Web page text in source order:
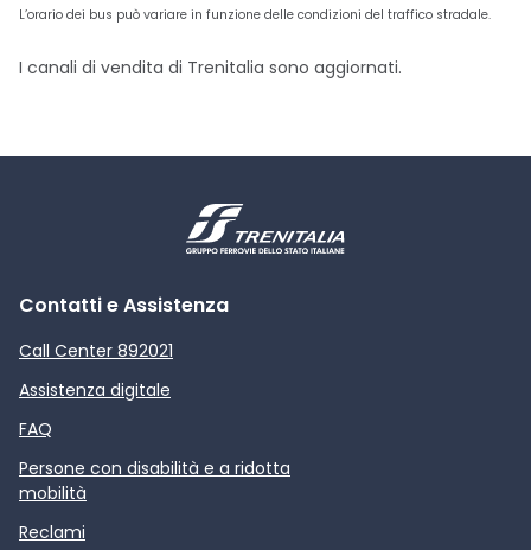
L’orario dei bus può variare in funzione delle condizioni del traffico stradale.
I canali di vendita di Trenitalia sono aggiornati.
Contatti e Assistenza
Call Center 892021
Assistenza digitale
FAQ
Persone con disabilità e a ridotta
mobilità
Reclami